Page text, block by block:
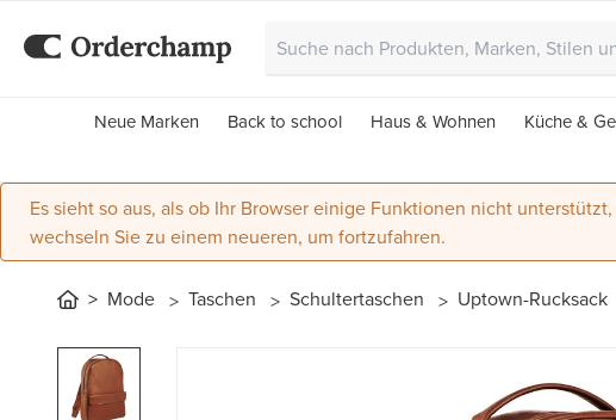
Neue Marken Back to school Haus & Wohnen Küche &
Es sieht so aus, als ob Ihr Browser einige Funktionen nicht
wechseln Sie zu einem neueren, um fortzufahren.
Mode Taschen Schultertaschen Uptown-Rucksack